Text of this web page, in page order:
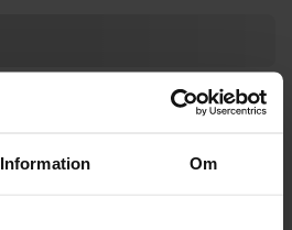
Information Om